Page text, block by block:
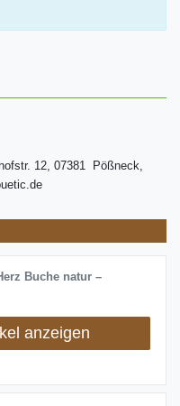
12, 07381 Pößneck,
Buche natur –
anzeigen